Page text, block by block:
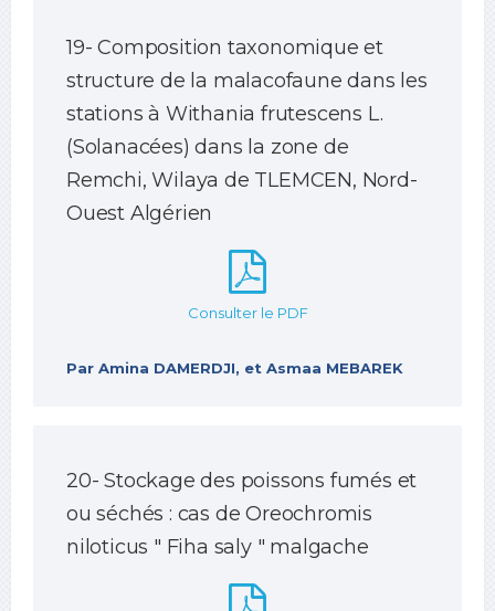
19- Composition taxonomique et
structure de la malacofaune dans les
stations à Withania frutescens L.
(Solanacées) dans la zone de
Remchi, Wilaya de TLEMCEN, Nord-
Ouest Algérien
Consulter le PDF
Par Amina DAMERDJI, et Asmaa MEBAREK
20- Stockage des poissons fumés et
ou séchés : cas de Oreochromis
niloticus " Fiha saly " malgache